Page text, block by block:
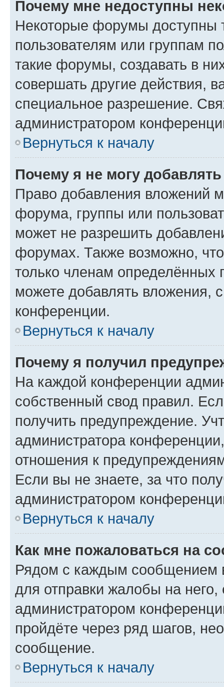
Почему мне недоступны
Некоторые форумы доступны
пользователям или группам
такие форумы, создавать в
совершать другие действия,
специальное разрешение.
администратором
Вернуться к началу
Почему я не могу
Право добавления вложений
форума, группы или
может не разрешить
форумах. Также возможно,
только членам определённых
можете добавлять вложения,
конференции.
Вернуться к началу
Почему я получил
На каждой конференции
собственный свод правил.
получить предупреждение.
администратора
отношения к
Если вы не знаете, за что
администратором
Вернуться к началу
Как мне пожаловаться на
Рядом с каждым сообщением
для отправки жалобы на
администратором
пройдёте через ряд шагов,
сообщение.
Вернуться к началу